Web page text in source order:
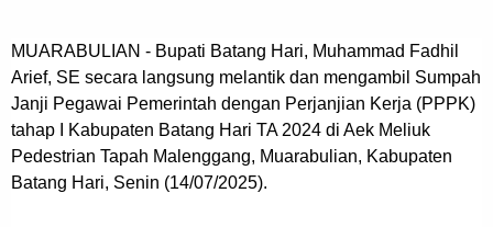
MUARABULIAN - Bupati Batang Hari, Muhammad Fadhil
Arief, SE secara langsung melantik dan mengambil Sumpah
Janji Pegawai Pemerintah dengan Perjanjian Kerja (PPPK)
tahap I Kabupaten Batang Hari TA 2024 di Aek Meliuk
Pedestrian Tapah Malenggang, Muarabulian, Kabupaten
Batang Hari, Senin (14/07/2025).